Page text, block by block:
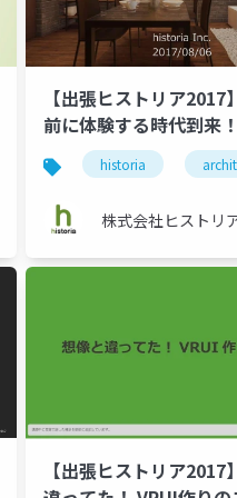
historia unreal engine 4
【出張ヒストリア2017
前に体験する時代到来！
Enlightenを使用した建
アライゼーション
historia
株式会社ヒストリ
【出張ヒストリア2017